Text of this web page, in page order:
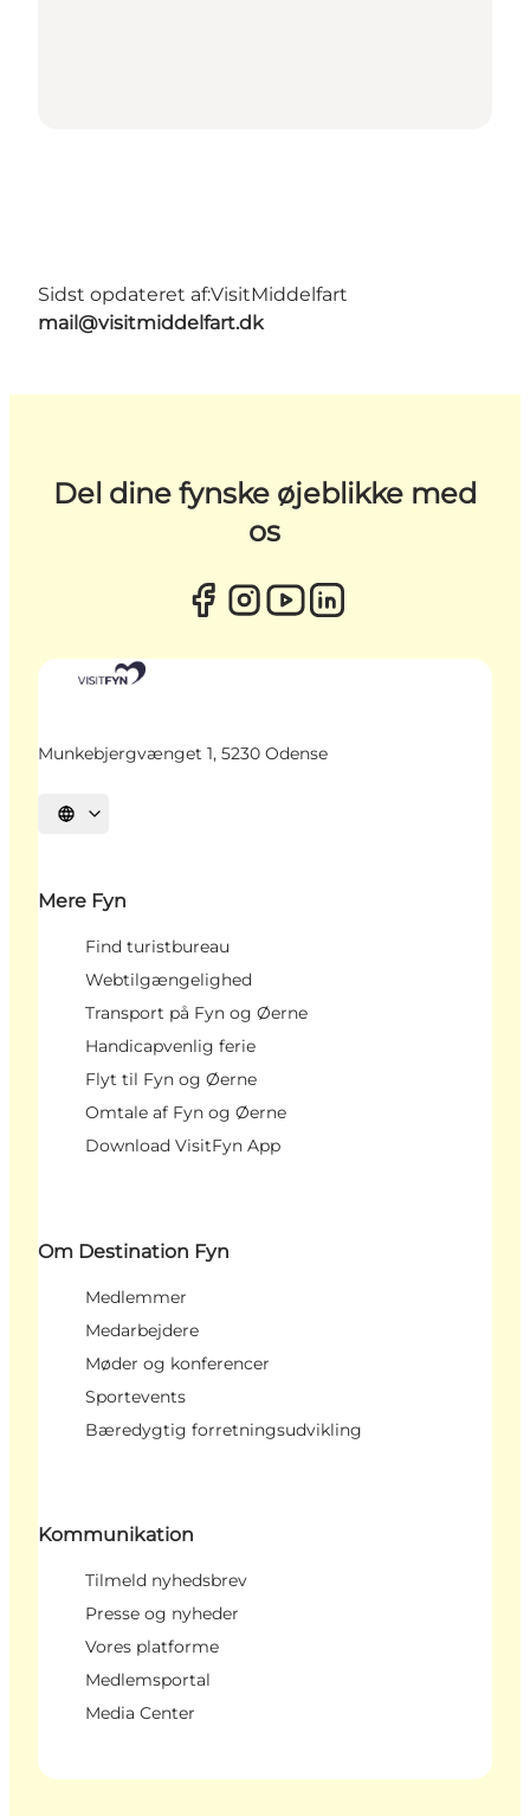
Sidst opdateret af:VisitMiddelfart
mail@visitmiddelfart.dk
Del dine fynske øjeblikke med
os
Munkebjergvænget 1, 5230 Odense
Vælg sprog
Mere Fyn
Find turistbureau
Webtilgængelighed
Transport på Fyn og Øerne
Handicapvenlig ferie
Flyt til Fyn og Øerne
Omtale af Fyn og Øerne
Download VisitFyn App
Om Destination Fyn
Medlemmer
Medarbejdere
Møder og konferencer
Sportevents
Bæredygtig forretningsudvikling
Kommunikation
Tilmeld nyhedsbrev
Presse og nyheder
Vores platforme
Medlemsportal
Media Center